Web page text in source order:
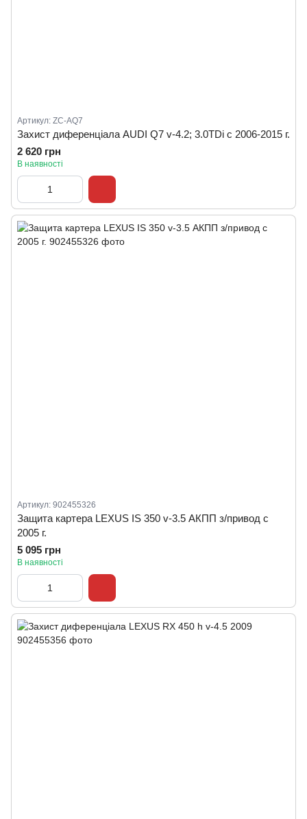
Артикул: ZC-AQ7
Захист диференціала AUDI Q7 v-4.2; 3.0TDi c 2006-2015 г.
2 620 грн
В наявності
Артикул: 902455326
Защита картера LEXUS IS 350 v-3.5 АКПП з/привод c
2005 г.
5 095 грн
В наявності